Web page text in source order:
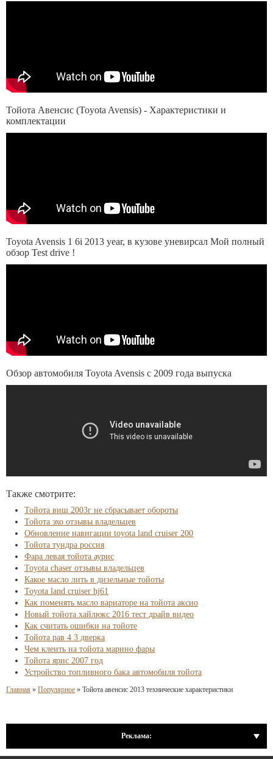
Тойота Авенсис (Toyota Avensis) - Характеристики и
комплектации
Toyota Avensis 1 6i 2013 year, в кузове уневирсал Мой полный
обзор Test drive !
Обзор автомобиля Toyota Avensis с 2009 года выпуска
Также смотрите:
Тойота виш 2003г не сбрасывает обороты
Тойота эхо отзывы владельцев
Обновление навигации toyota land cruiser 200
Тойота тундра россия
Фара левая тойота аурис
Toyota chaser отзывы владельцев
Какое масло лить в дизельные тойоты
Toyota land cruiser hj61
Как поменять масло вариаторе на тойота аксио
Новый тойота хайлюкс 2016 тест драйв видео
Как считать ошибки на тойоте
Тойота рав 4 3 дверка
Чем клеить на тойота марино фары
Тойота ярис 2007 год
Устройство топливного бака автомобиля тойота
Главная » Популярное » Тойота авенсис 2013 технические характеристики
Реклама: